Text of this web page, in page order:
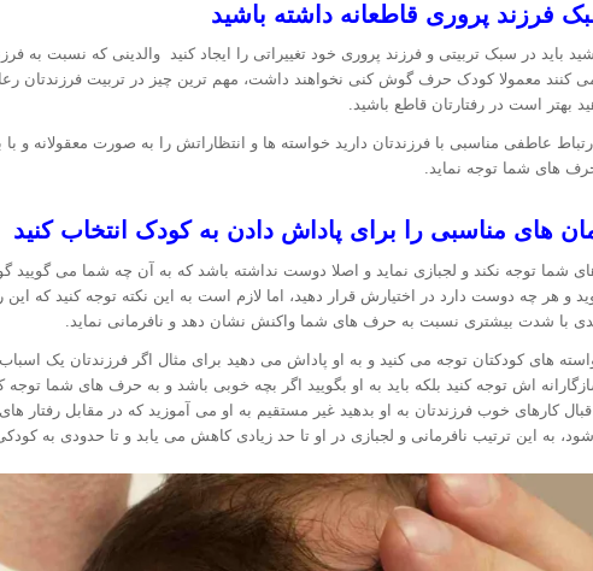
پروری قاطعانه داشته باشید
در سبک تربیتی و فرزند پروری خود تغییراتی را ایجاد کنید والدینی که نسبت به
معمولا کودک حرف گوش کنی نخواهند داشت، مهم ترین چیز در تربیت فرزندتان
بهتر است در رفتارتان قاطع باشید.
عاطفی مناسبی با فرزندتان دارید خواسته ها و انتظاراتش را به صورت معقولانه
های شما توجه نماید.
مناسبی را برای پاداش دادن به کودک انتخاب کنید
شما توجه نکند و لجبازی نماید و اصلا دوست نداشته باشد که به آن چه شما می
و هر چه دوست دارد در اختیارش قرار دهید، اما لازم است به این نکته توجه کنید که
با شدت بیشتری نسبت به حرف های شما واکنش نشان دهد و نافرمانی نماید.
های کودکتان توجه می کنید و به او پاداش می دهید برای مثال اگر فرزندتان یک
اش توجه کنید بلکه باید به او بگویید اگر بچه خوبی باشد و به حرف های شما
کارهای خوب فرزندتان به او بدهید غیر مستقیم به او می آموزید که در مقابل
شود، به این ترتیب نافرمانی و لجبازی در او تا حد زیادی کاهش می یابد و تا حدودی